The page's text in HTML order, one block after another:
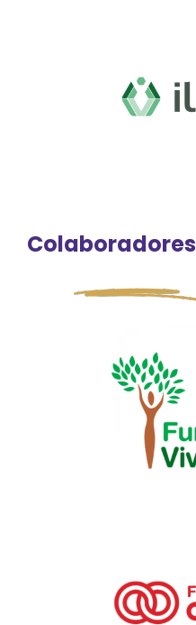
Colaboradores